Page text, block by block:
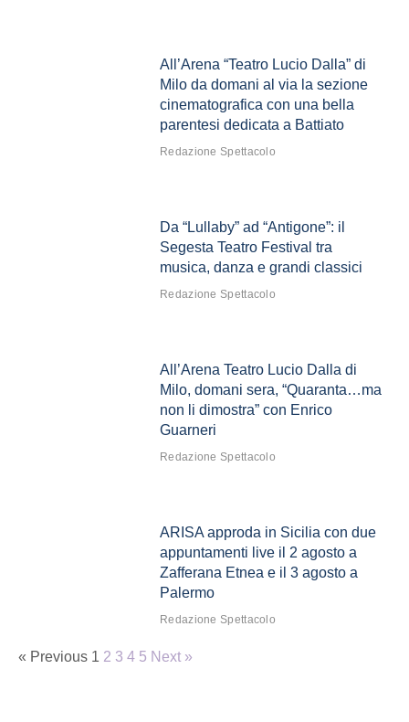
All’Arena “Teatro Lucio Dalla” di
Milo da domani al via la sezione
cinematografica con una bella
parentesi dedicata a Battiato
Redazione Spettacolo
Da “Lullaby” ad “Antigone”: il
Segesta Teatro Festival tra
musica, danza e grandi classici
Redazione Spettacolo
All’Arena Teatro Lucio Dalla di
Milo, domani sera, “Quaranta…ma
non li dimostra” con Enrico
Guarneri
Redazione Spettacolo
ARISA approda in Sicilia con due
appuntamenti live il 2 agosto a
Zafferana Etnea e il 3 agosto a
Palermo
Redazione Spettacolo
« Previous 1 2 3 4 5 Next »